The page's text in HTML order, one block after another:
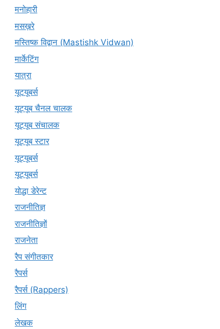
मनोहारी
मसख़रे
मस्तिष्क विद्वान (Mastishk Vidwan)
मार्केटिंग
यात्रा
यूटयूबर्स
यूट्यूब चैनल चालक
यूट्यूब संचालक
यूट्यूब स्टार
यूट्यूबर्स
यूट्‍यूबर्स
योद्धा डेरेन्ट
राजनीतिज्ञ
राजनीतिज्ञों
राजनेता
रैप संगीतकार
रैपर्स
रैपर्स (Rappers)
लिंग
लेखक